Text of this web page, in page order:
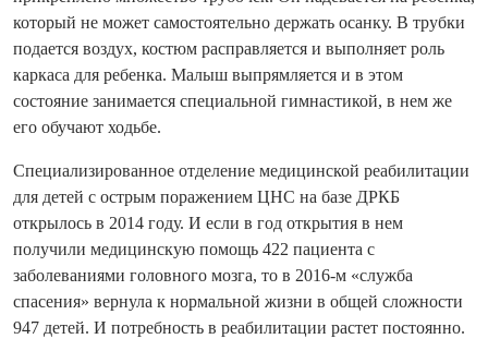
который не может самостоятельно держать осанку. В трубки
подается воздух, костюм расправляется и выполняет роль
каркаса для ребенка. Малыш выпрямляется и в этом
состояние занимается специальной гимнастикой, в нем же
его обучают ходьбе.
Специализированное отделение медицинской реабилитации
для детей с острым поражением ЦНС на базе ДРКБ
открылось в 2014 году. И если в год открытия в нем
получили медицинскую помощь 422 пациента с
заболеваниями головного мозга, то в 2016-м «служба
спасения» вернула к нормальной жизни в общей сложности
947 детей. И потребность в реабилитации растет постоянно.